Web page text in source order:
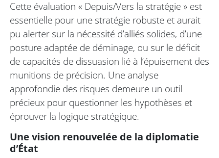
Cette évaluation « Depuis/Vers la stratégie » est
essentielle pour une stratégie robuste et aurait
pu alerter sur la nécessité d’alliés solides, d’une
posture adaptée de déminage, ou sur le déficit
de capacités de dissuasion lié à l’épuisement des
munitions de précision. Une analyse
approfondie des risques demeure un outil
précieux pour questionner les hypothèses et
éprouver la logique stratégique.
Une vision renouvelée de la diplomatie
d’État